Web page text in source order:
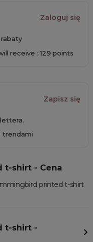
Zaloguj się
receive : 129 points
Zapisz się
trendami
t-shirt - Cena
printed t-shirt
t-shirt -